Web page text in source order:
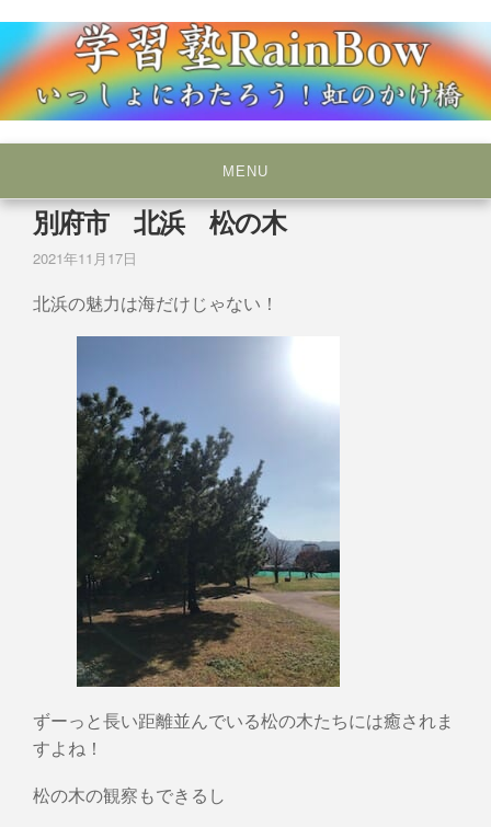
to
content
学習塾RainBow
MENU
別府市 北浜 松の木
2021年11月17日
北浜の魅力は海だけじゃない！
ずーっと長い距離並んでいる松の木たちには癒されま
すよね！
松の木の観察もできるし